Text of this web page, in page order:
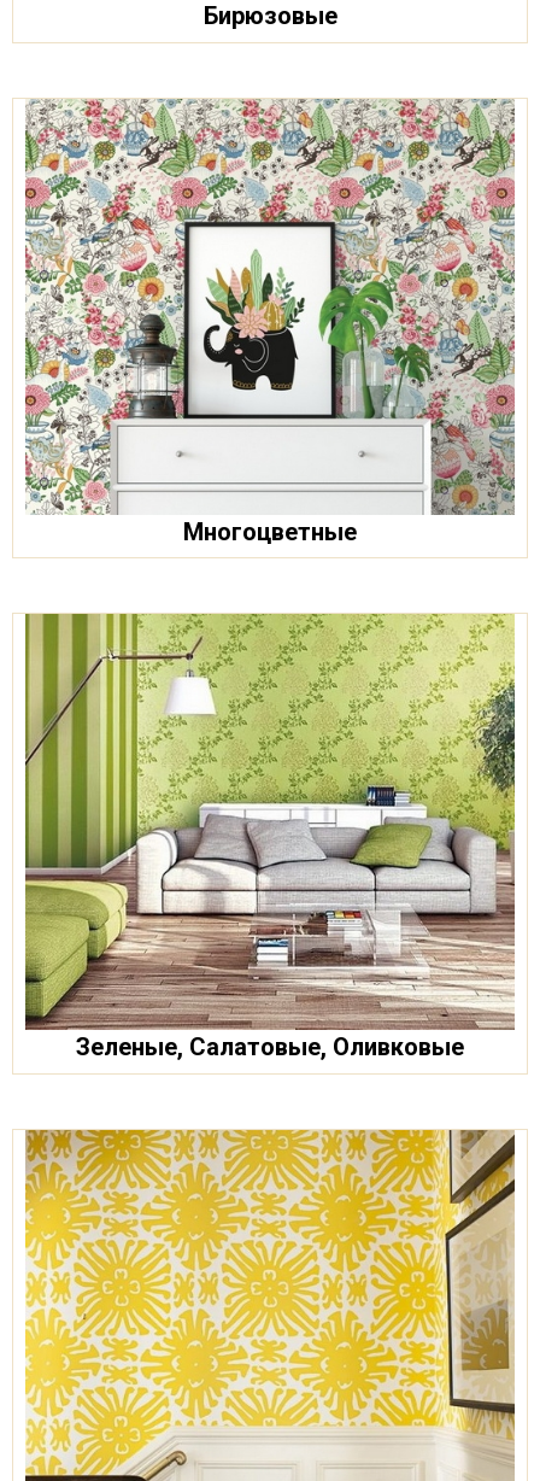
Бирюзовые
Многоцветные
Зеленые, Салатовые, Оливковые